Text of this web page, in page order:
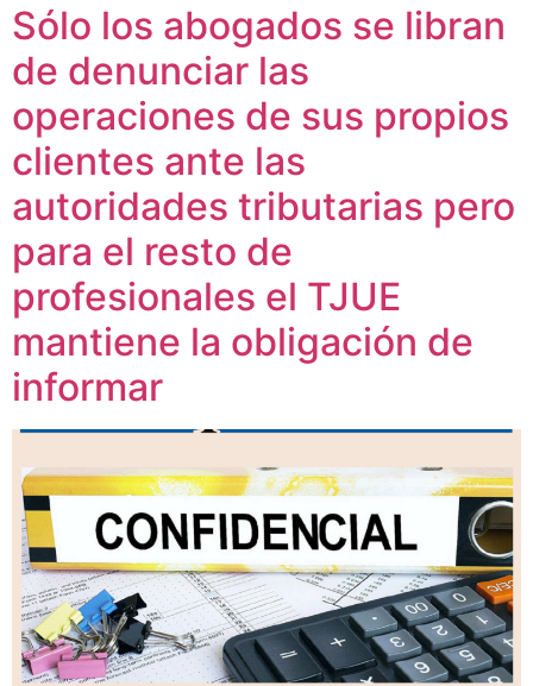
Equipo
Servicios
Noticias
¿En qué podemos ayudarte?
Sólo los abogados se libran
de denunciar las
operaciones de sus propios
clientes ante las
autoridades tributarias pero
para el resto de
profesionales el TJUE
mantiene la obligación de
informar